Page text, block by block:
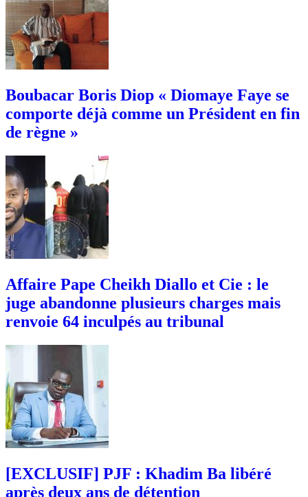
Boubacar Boris Diop « Diomaye Faye se
comporte déjà comme un Président en fin
de règne »
Affaire Pape Cheikh Diallo et Cie : le
juge abandonne plusieurs charges mais
renvoie 64 inculpés au tribunal
[EXCLUSIF] PJF : Khadim Ba libéré
après deux ans de détention